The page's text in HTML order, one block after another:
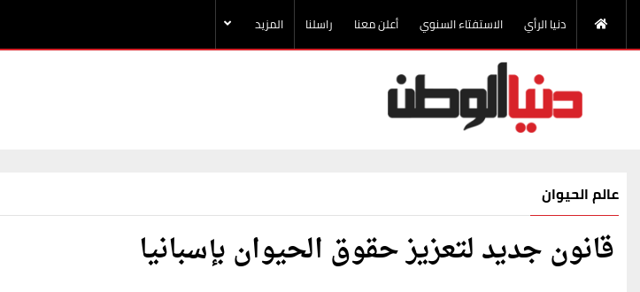
دنيا الرأي الاستفتاء السنوي أعلن معنا راسلنا المزيد
عالم الحيوان
قانون جديد لتعزيز حقوق الحيوان بإسبانيا